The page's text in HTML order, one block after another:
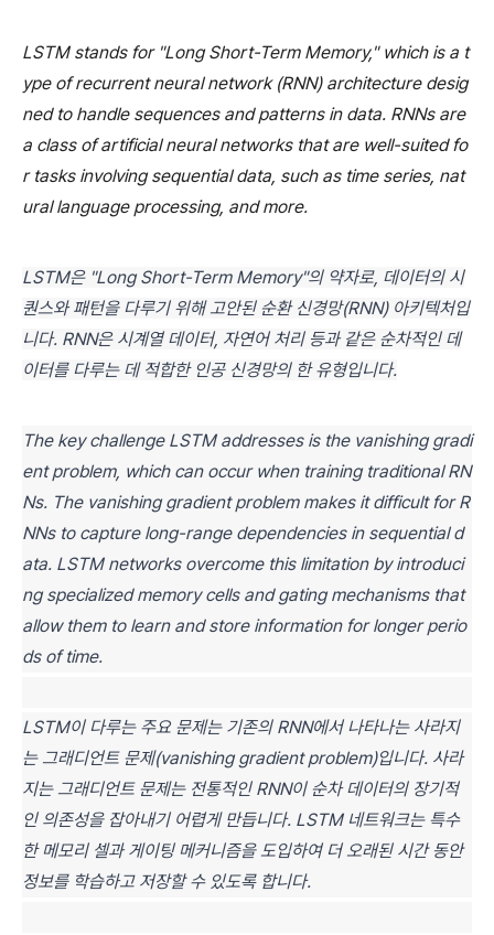
LSTM stands for "Long Short-Term Memory," which is a t
ype of recurrent neural network (RNN) architecture desig
ned to handle sequences and patterns in data. RNNs are
a class of artificial neural networks that are well-suited fo
r tasks involving sequential data, such as time series, nat
ural language processing, and more.
LSTM은 "Long Short-Term Memory"의 약자로, 데이터의 시
퀀스와 패턴을 다루기 위해 고안된 순환 신경망(RNN) 아키텍처입
니다. RNN은 시계열 데이터, 자연어 처리 등과 같은 순차적인 데
이터를 다루는 데 적합한 인공 신경망의 한 유형입니다.
The key challenge LSTM addresses is the vanishing gradi
ent problem, which can occur when training traditional RN
Ns. The vanishing gradient problem makes it difficult for R
NNs to capture long-range dependencies in sequential d
ata. LSTM networks overcome this limitation by introduci
ng specialized memory cells and gating mechanisms that
allow them to learn and store information for longer perio
ds of time.
LSTM이 다루는 주요 문제는 기존의 RNN에서 나타나는 사라지
는 그래디언트 문제(vanishing gradient problem)입니다. 사라
지는 그래디언트 문제는 전통적인 RNN이 순차 데이터의 장기적
인 의존성을 잡아내기 어렵게 만듭니다. LSTM 네트워크는 특수
한 메모리 셀과 게이팅 메커니즘을 도입하여 더 오래된 시간 동안
정보를 학습하고 저장할 수 있도록 합니다.